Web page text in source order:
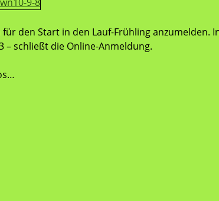
für den Start in den Lauf-Frühling anzumelden.
– schließt die Online-Anmeldung.